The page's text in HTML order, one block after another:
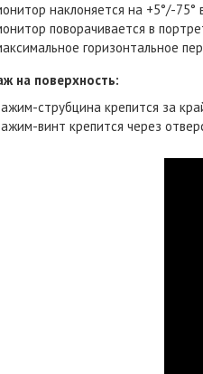
90 900 ₽
наклоняется на +5°/-75°
поворачивается в
горизонтальное
на поверхность:
струбцина крепится за
винт крепится через